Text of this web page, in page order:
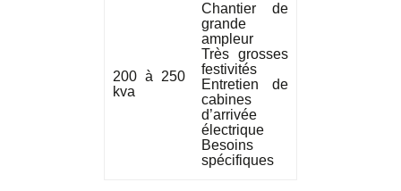
200 à 250
kva
Chantier de
grande
ampleur
Très grosses
festivités
Entretien de
cabines
d’arrivée
électrique
Besoins
spécifiques